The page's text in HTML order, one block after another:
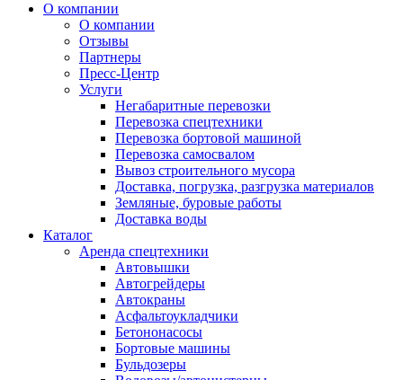
О компании
О компании
Отзывы
Партнеры
Пресс-Центр
Услуги
Негабаритные перевозки
Перевозка спецтехники
Перевозка бортовой машиной
Перевозка самосвалом
Вывоз строительного мусора
Доставка, погрузка, разгрузка материалов
Земляные, буровые работы
Доставка воды
Каталог
Аренда спецтехники
Автовышки
Автогрейдеры
Автокраны
Асфальтоукладчики
Бетононасосы
Бортовые машины
Бульдозеры